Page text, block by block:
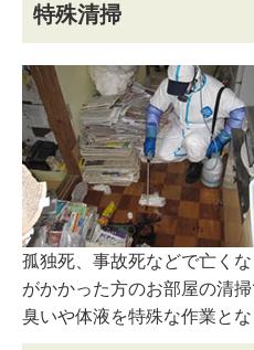
特殊清掃
孤独死、事故死などで亡く
がかかった方のお部屋の清
臭いや体液を特殊な作業とな